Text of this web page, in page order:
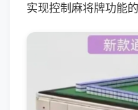
实现控制麻将牌功能